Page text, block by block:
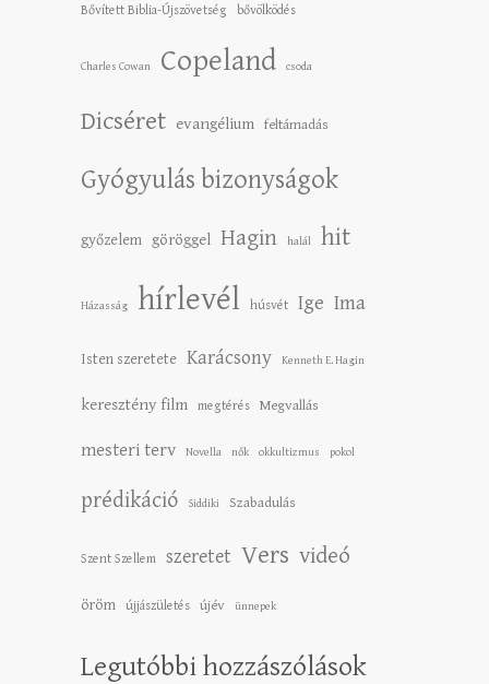
Bővített Biblia-Újszövetség bővölködés
Charles Cowan Copeland csoda
Dicséret evangélium feltámadás
Gyógyulás bizonyságok
győzelem göröggel Hagin halál hit
Házasság hírlevél húsvét Ige Ima
Isten szeretete Karácsony Kenneth E. Hagin
keresztény film megtérés Megvallás
mesteri terv Novella nők okkultizmus pokol
prédikáció Siddiki Szabadulás
Szent Szellem szeretet Vers videó
öröm újjászületés újév ünnepek
Legutóbbi hozzászólások